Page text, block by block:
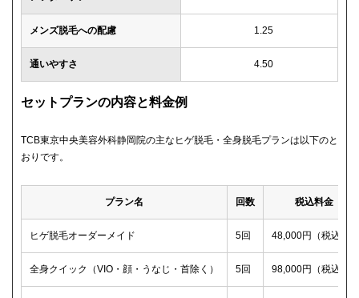
メンズ脱毛への配慮 1.25
通いやすさ 4.50
セットプランの内容と料金例
TCB東京中央美容外科静岡院の主なヒゲ脱毛・全身脱毛プランは以下のと
おりです。
プラン名 回数 税込料金
ヒゲ脱毛オーダーメイド 5回 48,000円（税込）
全身クイック（VIO・顔・うなじ・首除く） 5回 98,000円（税込）